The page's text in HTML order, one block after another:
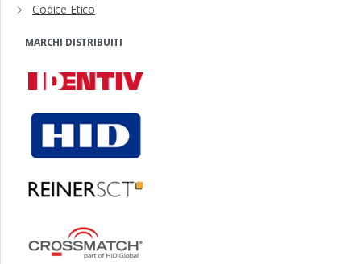
Codice Etico
MARCHI DISTRIBUITI